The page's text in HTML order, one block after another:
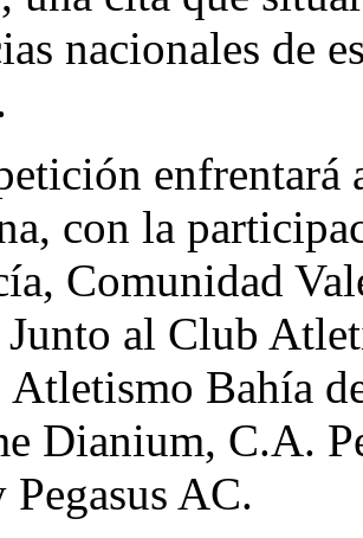
nacionales de
enfrentará
con la
Comunidad
al Club
Atletismo Bahía
Dianium, C.A.
AC.